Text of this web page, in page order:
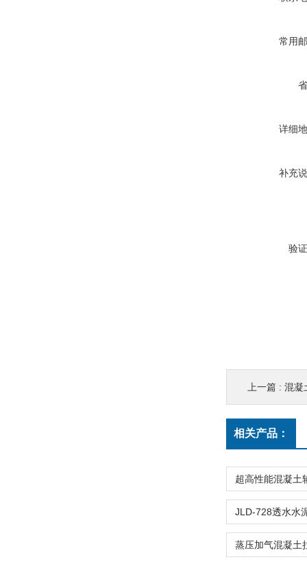
常用
详细
补充
验
上一篇 : 混凝
相关产品：